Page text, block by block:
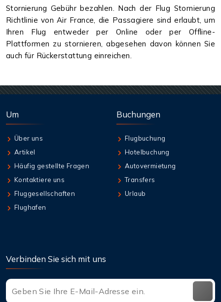
Stornierung Gebühr bezahlen. Nach der Flug Stornierung
Richtlinie von Air France, die Passagiere sind erlaubt, um
Ihren Flug entweder per Online oder per Offline-
Plattformen zu stornieren, abgesehen davon können Sie
auch für Rückerstattung einreichen.
Um
Über uns
Artikel
Häufig gestellte Fragen
Kontaktiere uns
Fluggesellschaften
Flughafen
Buchungen
Flugbuchung
Hotelbuchung
Autovermietung
Transfers
Urlaub
Verbinden Sie sich mit uns